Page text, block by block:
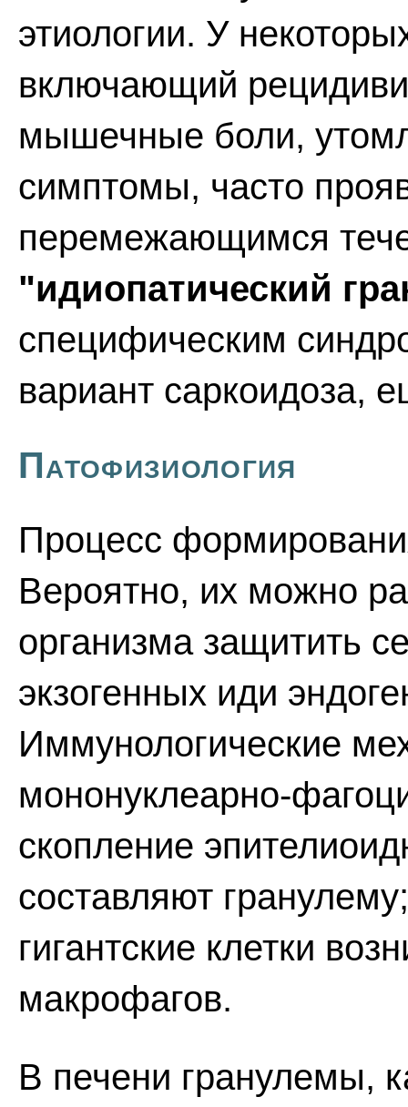
этиологии. У
включающий
мышечные боли,
симптомы, часто
перемежающимся
"идиопатический
специфическим
вариант саркоидоза,
Патофизиология
Процесс
Вероятно, их можно
организма защитить
экзогенных иди
Иммунологические
мононуклеарно-
скопление
составляют
гигантские клетки
макрофагов.
В печени гранулемы,